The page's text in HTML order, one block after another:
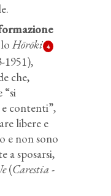
Hōrōki 4
1951),
che,
“si
contenti”,
libere e
e non sono
a sposarsi,
(Carestia-